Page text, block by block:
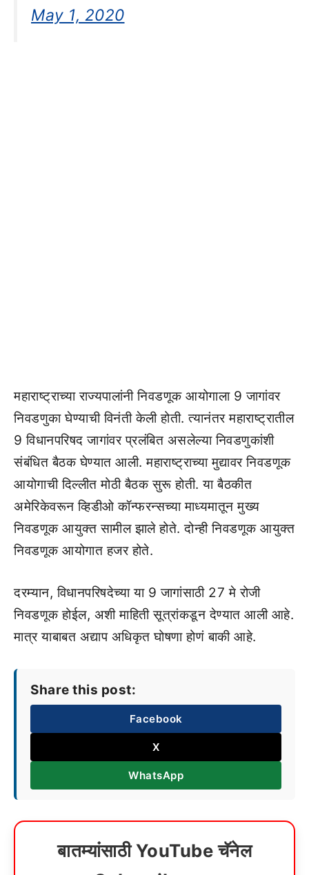
May 1, 2020
महाराष्ट्राच्या राज्यपालांनी निवडणूक आयोगाला 9 जागांवर
निवडणुका घेण्याची विनंती केली होती. त्यानंतर महाराष्ट्रातील
9 विधानपरिषद जागांवर प्रलंबित असलेल्या निवडणुकांशी
संबंधित बैठक घेण्यात आली. महाराष्ट्राच्या मुद्यावर निवडणूक
आयोगाची दिल्लीत मोठी बैठक सुरू होती. या बैठकीत
अमेरिकेवरून व्हिडीओ कॉन्फरन्सच्या माध्यमातून मुख्य
निवडणूक आयुक्त सामील झाले होते. दोन्ही निवडणूक आयुक्त
निवडणूक आयोगात हजर होते.
दरम्यान, विधानपरिषदेच्या या 9 जागांसाठी 27 मे रोजी
निवडणूक होईल, अशी माहिती सूत्रांकडून देण्यात आली आहे.
मात्र याबाबत अद्याप अधिकृत घोषणा होणं बाकी आहे.
Share this post:
Facebook
X
WhatsApp
बातम्यांसाठी YouTube चॅनेल